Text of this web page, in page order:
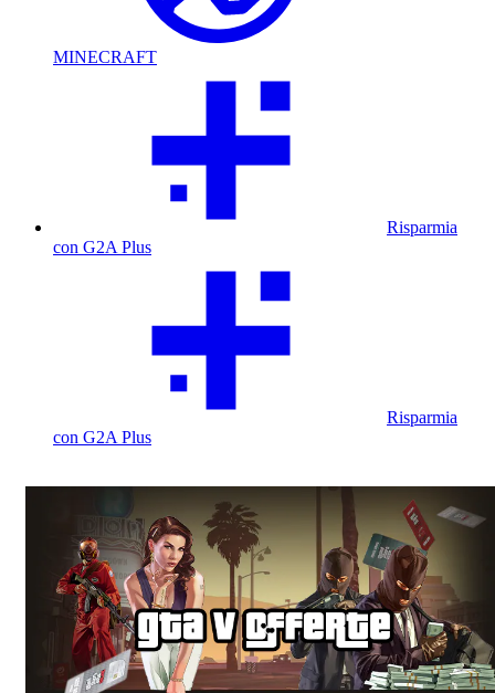
MINECRAFT
Risparmia
con G2A Plus
Risparmia
con G2A Plus